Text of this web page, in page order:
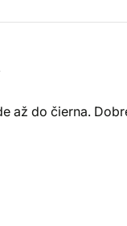
až do čierna.